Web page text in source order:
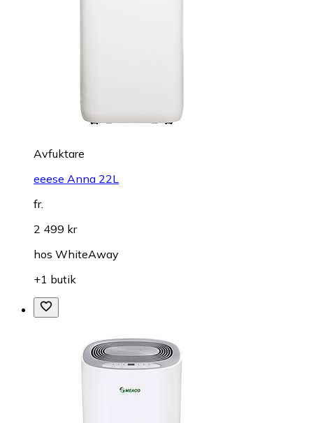
Avfuktare
eeese Anna 22L
fr.
2 499 kr
hos WhiteAway
+1 butik